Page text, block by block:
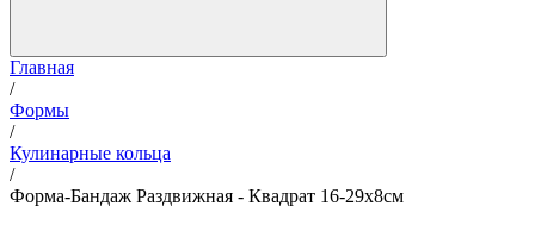
Главная
/
Формы
/
Кулинарные кольца
/
Форма-Бандаж Раздвижная - Квадрат 16-29х8см